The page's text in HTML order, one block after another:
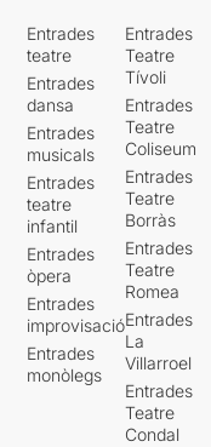
Entrades
teatre
Entrades
dansa
Entrades
musicals
Entrades
teatre
infantil
Entrades
òpera
Entrades
improvisació
Entrades
monòlegs
Entrades
Teatre
Tívoli
Entrades
Teatre
Coliseum
Entrades
Teatre
Borràs
Entrades
Teatre
Romea
Entrades
La
Villarroel
Entrades
Teatre
Condal